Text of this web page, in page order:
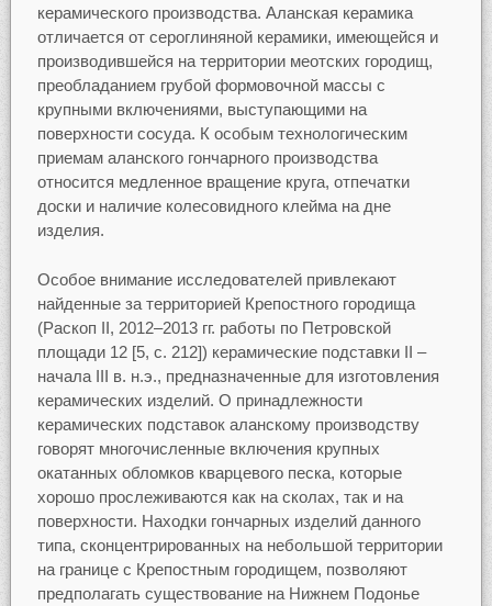
керамического производства. Аланская керамика
отличается от сероглиняной керамики, имеющейся и
производившейся на территории меотских городищ,
преобладанием грубой формовочной массы с
крупными включениями, выступающими на
поверхности сосуда. К особым технологическим
приемам аланского гончарного производства
относится медленное вращение круга, отпечатки
доски и наличие колесовидного клейма на дне
изделия.
Особое внимание исследователей привлекают
найденные за территорией Крепостного городища
(Раскоп II, 2012–2013 гг. работы по Петровской
площади 12 [5, с. 212]) керамические подставки II –
начала III в. н.э., предназначенные для изготовления
керамических изделий. О принадлежности
керамических подставок аланскому производству
говорят многочисленные включения крупных
окатанных обломков кварцевого песка, которые
хорошо прослеживаются как на сколах, так и на
поверхности. Находки гончарных изделий данного
типа, сконцентрированных на небольшой территории
на границе с Крепостным городищем, позволяют
предполагать существование на Нижнем Подонье